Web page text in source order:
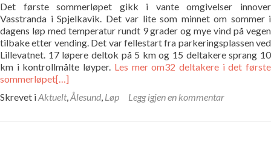
Det første sommerløpet gikk i vante omgivelser innover
Vasstranda i Spjelkavik. Det var lite som minnet om sommer i
dagens løp med temperatur rundt 9 grader og mye vind på vegen
tilbake etter vending. Det var fellestart fra parkeringsplassen ved
Lillevatnet. 17 løpere deltok på 5 km og 15 deltakere sprang 10
km i kontrollmålte løyper. Les mer om32 deltakere i det første
sommerløpet[…]
Skrevet iAktuelt,Ålesund, Løp Legg igjen en kommentar